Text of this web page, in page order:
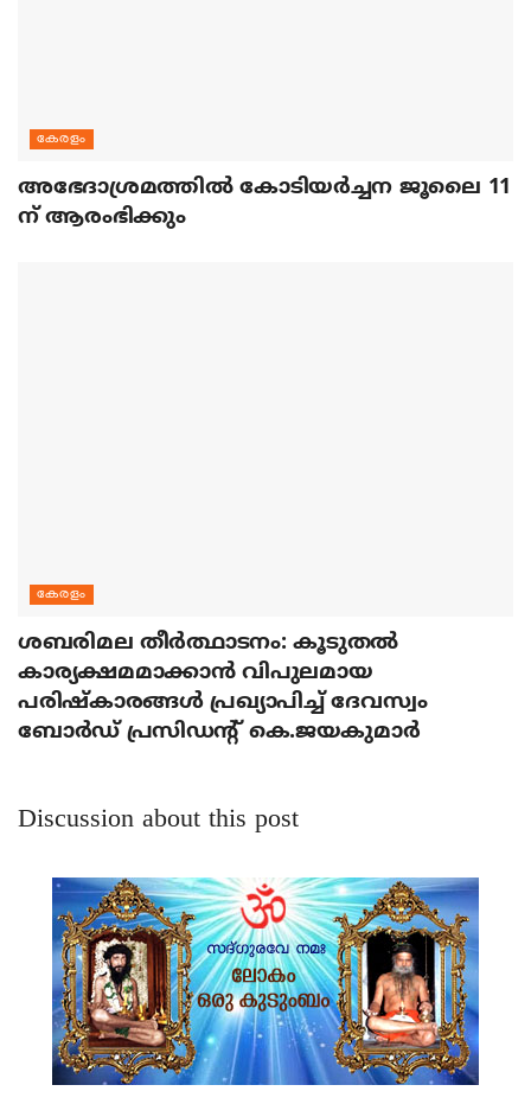
കേരളം
അഭേദാശ്രമത്തില്‍ കോടിയര്‍ച്ചന ജൂലൈ 11
ന് ആരംഭിക്കും
കേരളം
ശബരിമല തീര്‍ത്ഥാടനം: കൂടുതല്‍
കാര്യക്ഷമമാക്കാന്‍ വിപുലമായ
പരിഷ്‌കാരങ്ങള്‍ പ്രഖ്യാപിച്ച് ദേവസ്വം
ബോര്‍ഡ് പ്രസിഡന്റ് കെ.ജയകുമാര്‍
Discussion about this post